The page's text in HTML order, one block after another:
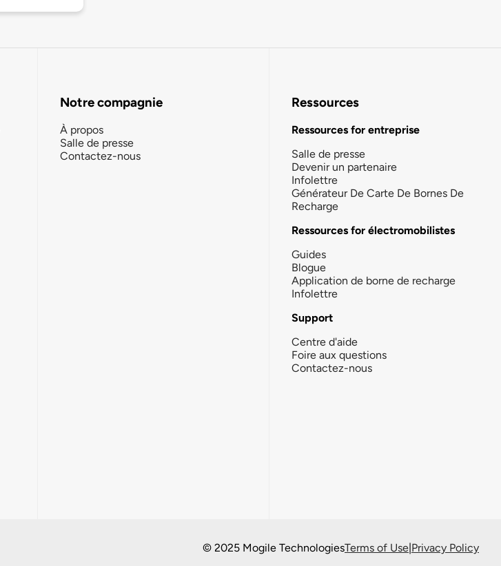
Notre compagnie
À propos
Salle de presse
Contactez-nous
Ressources
Ressources for entreprise
Salle de presse
Devenir un partenaire
Infolettre
Générateur De Carte De Bornes De
Recharge
Ressources for électromobilistes
Guides
Blogue
Application de borne de recharge
Infolettre
Support
Centre d'aide
Foire aux questions
Contactez-nous
© 2025 Mogile TechnologiesTerms of Use|Privacy Policy